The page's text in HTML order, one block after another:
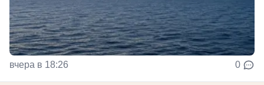
вчера в 18:26 0